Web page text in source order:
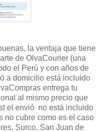
la ventaja que tiene
de OlvaCourier (una
el Perú y con años de
a domicilio está incluido
entrega tu
al mismo precio que
el envió no está incluido
no cubre como es el caso
Surco, San Juan de